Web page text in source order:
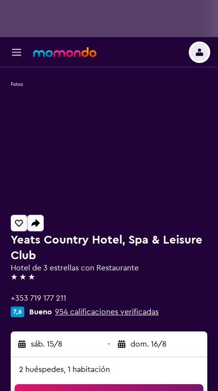
Yeats Country Hotel, Spa & Leisure
Club
Hotel de 3 estrellas con Restaurante
3 estrellas
+353 719 177 211
7,6 Bueno 954 calificaciones verificadas
sáb. 15/8 - dom. 16/8
2 huéspedes, 1 habitación
Fotos